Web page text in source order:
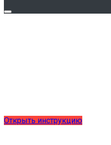
Открыть инструкцию